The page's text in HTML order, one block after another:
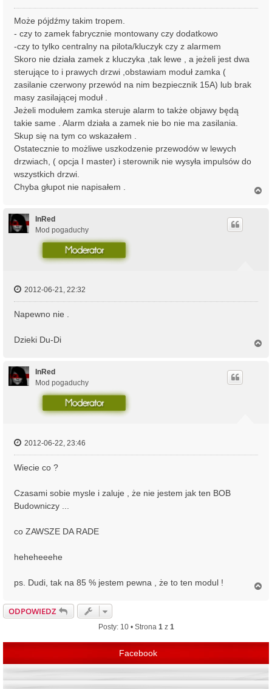
Może pójdźmy takim tropem.
- czy to zamek fabrycznie montowany czy dodatkowo
-czy to tylko centralny na pilota/kluczyk czy z alarmem
Skoro nie działa zamek z kluczyka ,tak lewe , a jeżeli jest dwa
sterujące to i prawych drzwi ,obstawiam moduł zamka (
zasilanie czerwony przewód na nim bezpiecznik 15A) lub brak
masy zasilającej moduł .
Jeżeli modułem zamka steruje alarm to także objawy będą
takie same . Alarm działa a zamek nie bo nie ma zasilania.
Skup się na tym co wskazałem .
Ostatecznie to możliwe uszkodzenie przewodów w lewych
drzwiach, ( opcja I master) i sterownik nie wysyła impulsów do
wszystkich drzwi.
Chyba głupot nie napisałem .
InRed
Mod pogaduchy
2012-06-21, 22:32
Napewno nie .
Dzieki Du-Di
InRed
Mod pogaduchy
2012-06-22, 23:46
Wiecie co ?
Czasami sobie mysle i zaluje , że nie jestem jak ten BOB
Budowniczy ...
co ZAWSZE DA RADE
heheheeehe
ps. Dudi, tak na 85 % jestem pewna , że to ten modul !
ODPOWIEDZ
Posty: 10 • Strona 1 z 1
Facebook